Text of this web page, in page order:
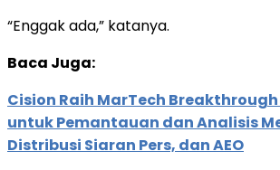
“Enggak ada,” katanya.
Baca Juga:
Cision Raih MarTech
untuk Pemantauan dan Analisis
Distribusi Siaran Pers, dan AEO